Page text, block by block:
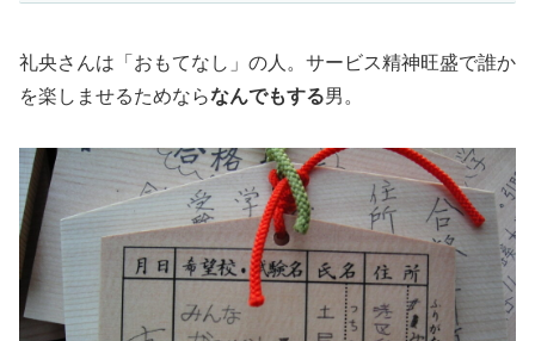
礼央さんは「おもてなし」の人。サービス精神旺盛で誰か
を楽しませるためならなんでもする男。